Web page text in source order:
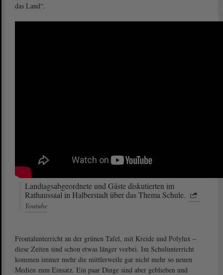
das Land“.
Landtagsabgeordnete und Gäste diskutierten im
Rathaussaal in Halberstadt über das Thema Schule.
Youtube
Frontalunterricht an der grünen Tafel, mit Kreide und Polylux –
diese Zeiten sind schon etwas länger vorbei. Im Schulunterricht
kommen immer mehr die mittlerweile gar nicht mehr so neuen
Medien zum Einsatz. Ein paar Dinge sind aber geblieben und